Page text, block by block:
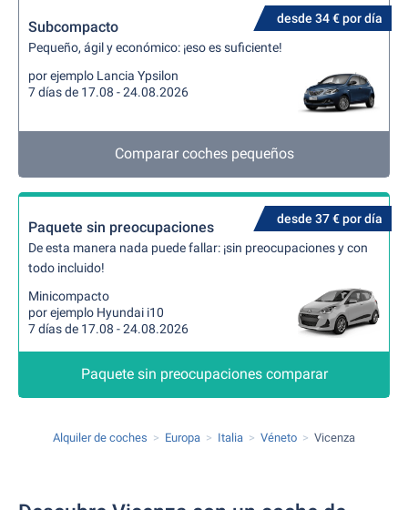
desde 34 € por día
Subcompacto
Pequeño, ágil y económico: ¡eso es suficiente!
por ejemplo Lancia Ypsilon
7 días de 17.08 - 24.08.2026
Comparar coches pequeños
desde 37 € por día
Paquete sin preocupaciones
De esta manera nada puede fallar: ¡sin preocupaciones y con
todo incluido!
Minicompacto
por ejemplo Hyundai i10
7 días de 17.08 - 24.08.2026
Paquete sin preocupaciones comparar
Alquiler de coches Europa Italia Véneto Vicenza